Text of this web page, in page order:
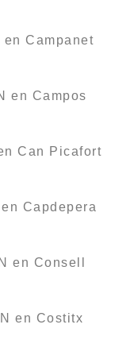
Campanet
en Campos
Can Picafort
Capdepera
en Consell
en Costitx